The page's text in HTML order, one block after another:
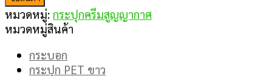
หมวดหมู่: กระปุกครีมสูญญากาศ
หมวดหมู่สินค้า
กระบอก
กระปุก PET ขาว